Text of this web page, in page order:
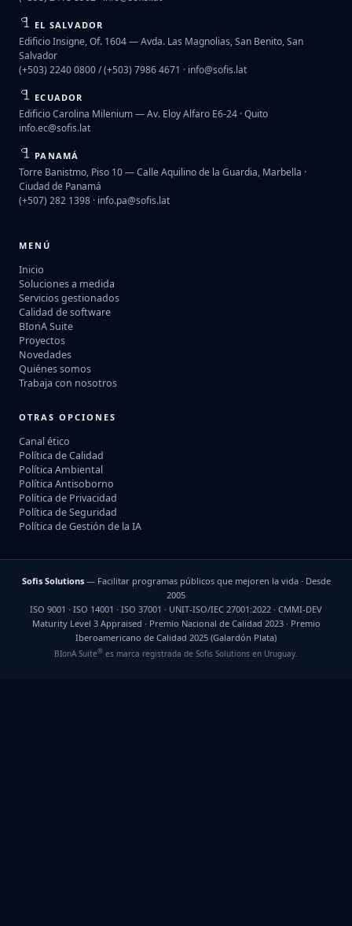
EL SALVADOR
Edificio Insigne, Of. 1604 — Avda. Las Magnolias, San Benito, San
Salvador
(+503) 2240 0800 / (+503) 7986 4671 · info@sofis.lat
ECUADOR
Edificio Carolina Milenium — Av. Eloy Alfaro E6-24 · Quito
info.ec@sofis.lat
PANAMÁ
Torre Banistmo, Piso 10 — Calle Aquilino de la Guardia, Marbella ·
Ciudad de Panamá
(+507) 282 1398 · info.pa@sofis.lat
MENÚ
Inicio
Soluciones a medida
Servicios gestionados
Calidad de software
BIonA Suite
Proyectos
Novedades
Quiénes somos
Trabaja con nosotros
OTRAS OPCIONES
Canal ético
Política de Calidad
Política Ambiental
Política Antisoborno
Política de Privacidad
Política de Seguridad
Política de Gestión de la IA
Sofis Solutions— Facilitar programas públicos que mejoren la vida · Desde
2005
ISO 9001 · ISO 14001 · ISO 37001 · UNIT-ISO/IEC 27001:2022 · CMMI-DEV
Maturity Level 3 Appraised · Premio Nacional de Calidad 2023 · Premio
Iberoamericano de Calidad 2025 (Galardón Plata)
BIonA Suite® es marca registrada de Sofis Solutions en Uruguay.